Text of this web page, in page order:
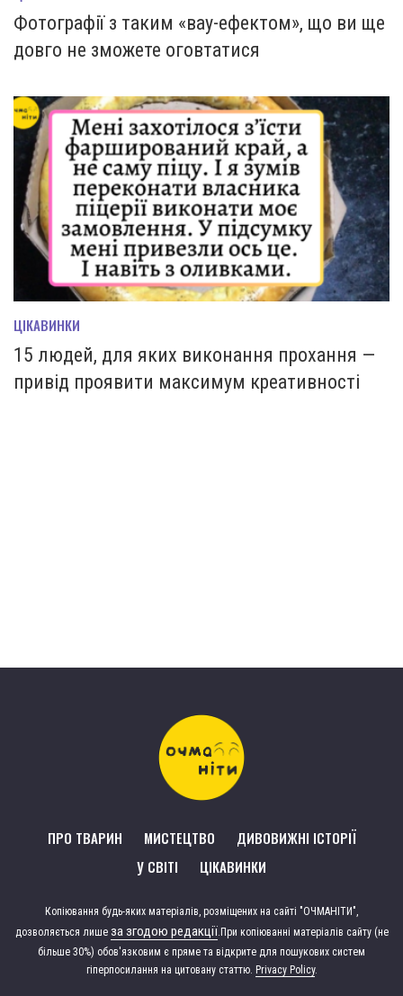
Фотографії з таким «вау-ефектом», що ви ще
довго не зможете оговтатися
ЦІКАВИНКИ
15 людей, для яких виконання прохання —
привід проявити максимум креативності
ПРО ТВАРИН МИСТЕЦТВО
ДИВОВИЖНІ ІСТОРІЇ
У СВІТІ
ЦІКАВИНКИ
Копіювання будь-яких матеріалів, розміщених на сайті "ОЧМАНІТИ",
дозволяється лише за згодою редакції При копіюванні матеріалів сайту (не
більше 30%) обов'язковим є пряме та відкрите для пошукових систем
гіперпосилання на цитовану статтю. Privacy Policy.